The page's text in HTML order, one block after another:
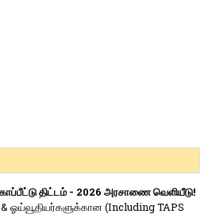
காப்பீட்டு திட்டம் - 2026 அரசாணை வெளியீடு!
ஓய்வூதியர்களுக்கான (Including TAPS